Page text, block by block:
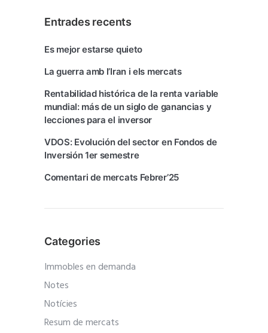
Entrades recents
Es mejor estarse quieto
La guerra amb l’Iran i els mercats
Rentabilidad histórica de la renta variable
mundial: más de un siglo de ganancias y
lecciones para el inversor
VDOS: Evolución del sector en Fondos de
Inversión 1er semestre
Comentari de mercats Febrer’25
Categories
Immobles en demanda
Notes
Notícies
Resum de mercats